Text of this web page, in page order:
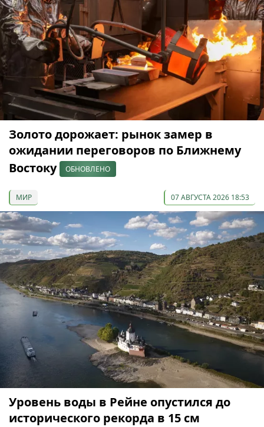
Золото дорожает: рынок замер в
ожидании переговоров по Ближнему
Востоку
ОБНОВЛЕНО
МИР 07 АВГУСТА 2026 18:53
Уровень воды в Рейне опустился до
исторического рекорда в 15 см